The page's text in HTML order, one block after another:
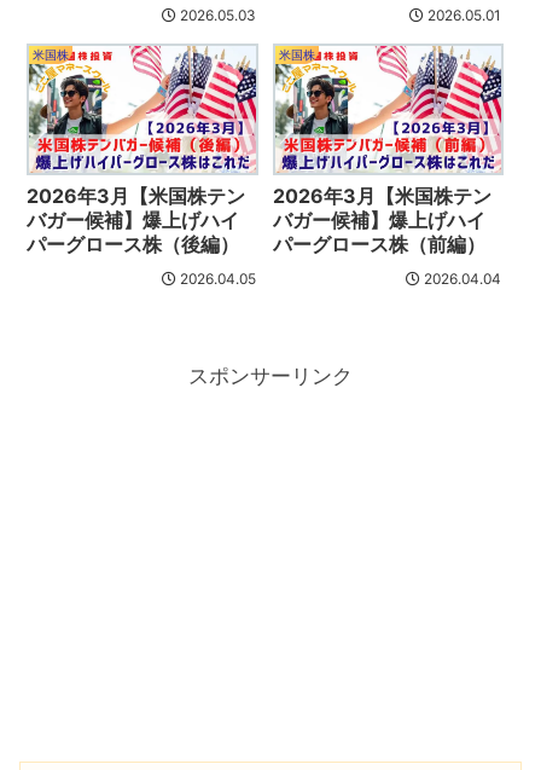
2026.05.03 2026.05.01
米国株
2026年3月【米国株テン
バガー候補】爆上げハイ
パーグロース株（後編）
2026.04.05
米国株
2026年3月【米国株テン
バガー候補】爆上げハイ
パーグロース株（前編）
2026.04.04
スポンサーリンク